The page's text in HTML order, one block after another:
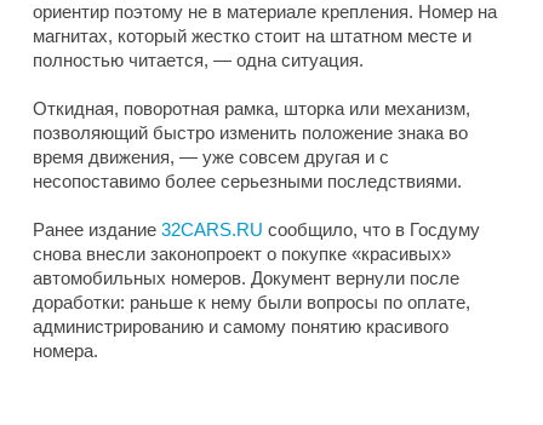
ориентир поэтому не в материале крепления. Номер на
магнитах, который жестко стоит на штатном месте и
полностью читается, — одна ситуация.
Откидная, поворотная рамка, шторка или механизм,
позволяющий быстро изменить положение знака во
время движения, — уже совсем другая и с
несопоставимо более серьезными последствиями.
Ранее издание 32CARS.RU сообщило, что в Госдуму
снова внесли законопроект о покупке «красивых»
автомобильных номеров. Документ вернули после
доработки: раньше к нему были вопросы по оплате,
администрированию и самому понятию красивого
номера.